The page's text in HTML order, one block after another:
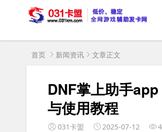
首页 新闻资讯 文章正文
DNF掌上助手
与使用教程
031卡盟 2025-07-12